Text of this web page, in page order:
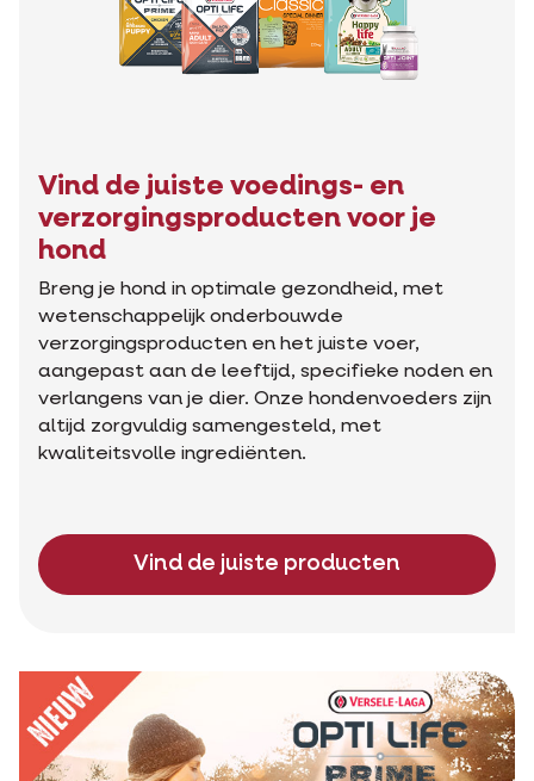
Vind de juiste voedings- en
verzorgingsproducten voor je
hond
Breng je hond in optimale gezondheid, met
wetenschappelijk onderbouwde
verzorgingsproducten en het juiste voer,
aangepast aan de leeftijd, specifieke noden en
verlangens van je dier. Onze hondenvoeders zijn
altijd zorgvuldig samengesteld, met
kwaliteitsvolle ingrediënten.
Vind de juiste producten